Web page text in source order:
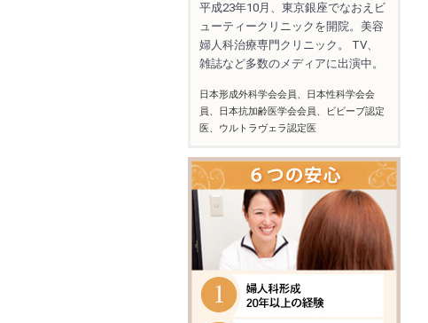
平成23年10月、東京銀座でなおえビ
ューティークリニックを開院。美容
婦人科治療専門クリニック。 TV、
雑誌など多数のメディアに出演中。
日本形成外科学会会員、日本性科学会会
員、日本抗加齢医学会会員、ビビーブ認定
医、ウルトラヴェラ認定医